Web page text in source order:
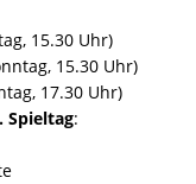
15.30 Uhr)
15.30 Uhr)
17.30 Uhr)
Spieltag: